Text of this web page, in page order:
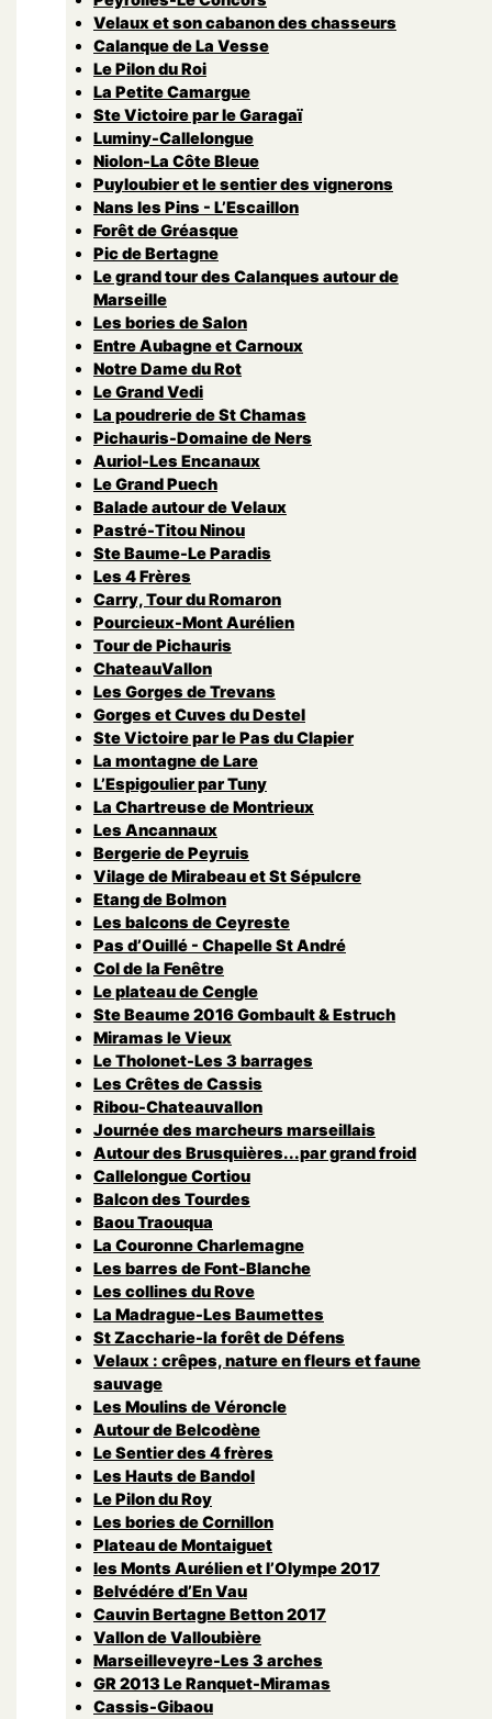
Velaux et son cabanon des chasseurs
Calanque de La Vesse
Le Pilon du Roi
La Petite Camargue
Ste Victoire par le Garagaï
Luminy-Callelongue
Niolon-La Côte Bleue
Puyloubier et le sentier des vignerons
Nans les Pins - L’Escaillon
Forêt de Gréasque
Pic de Bertagne
Le grand tour des Calanques autour de
Marseille
Les bories de Salon
Entre Aubagne et Carnoux
Notre Dame du Rot
Le Grand Vedi
La poudrerie de St Chamas
Pichauris-Domaine de Ners
Auriol-Les Encanaux
Le Grand Puech
Balade autour de Velaux
Pastré-Titou Ninou
Ste Baume-Le Paradis
Les 4 Frères
Carry, Tour du Romaron
Pourcieux-Mont Aurélien
Tour de Pichauris
ChateauVallon
Les Gorges de Trevans
Gorges et Cuves du Destel
Ste Victoire par le Pas du Clapier
La montagne de Lare
L’Espigoulier par Tuny
La Chartreuse de Montrieux
Les Ancannaux
Bergerie de Peyruis
Vilage de Mirabeau et St Sépulcre
Etang de Bolmon
Les balcons de Ceyreste
Pas d’Ouillé - Chapelle St André
Col de la Fenêtre
Le plateau de Cengle
Ste Beaume 2016 Gombault & Estruch
Miramas le Vieux
Le Tholonet-Les 3 barrages
Les Crêtes de Cassis
Ribou-Chateauvallon
Journée des marcheurs marseillais
Autour des Brusquières...par grand froid
Callelongue Cortiou
Balcon des Tourdes
Baou Traouqua
La Couronne Charlemagne
Les barres de Font-Blanche
Les collines du Rove
La Madrague-Les Baumettes
St Zaccharie-la forêt de Défens
Velaux : crêpes, nature en fleurs et faune
sauvage
Les Moulins de Véroncle
Autour de Belcodène
Le Sentier des 4 frères
Les Hauts de Bandol
Le Pilon du Roy
Les bories de Cornillon
Plateau de Montaiguet
les Monts Aurélien et l’Olympe 2017
Belvédére d’En Vau
Cauvin Bertagne Betton 2017
Vallon de Valloubière
Marseilleveyre-Les 3 arches
GR 2013 Le Ranquet-Miramas
Cassis-Gibaou